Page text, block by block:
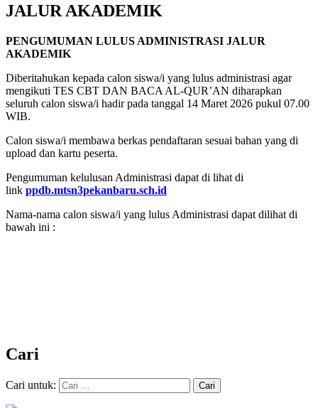
JALUR AKADEMIK
PENGUMUMAN LULUS ADMINISTRASI JALUR
AKADEMIK
Diberitahukan kepada calon siswa/i yang lulus administrasi agar
mengikuti TES CBT DAN BACA AL-QUR’AN diharapkan
seluruh calon siswa/i hadir pada tanggal 14 Maret 2026 pukul 07.00
WIB.
Calon siswa/i membawa berkas pendaftaran sesuai bahan yang di
upload dan kartu peserta.
Pengumuman kelulusan Administrasi dapat di lihat di
link ppdb.mtsn3pekanbaru.sch.id
Nama-nama calon siswa/i yang lulus Administrasi dapat dilihat di
bawah ini :
Cari
Cari untuk: